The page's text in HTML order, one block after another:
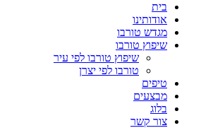
בית
אודותינו
מגדש טורבו
שיפוץ טורבו
שיפוץ טורבו לפי עיר
טורבו לפי יצרן
טיפים
מבצעים
בלוג
צור קשר